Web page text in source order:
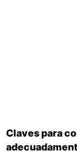
Claves para